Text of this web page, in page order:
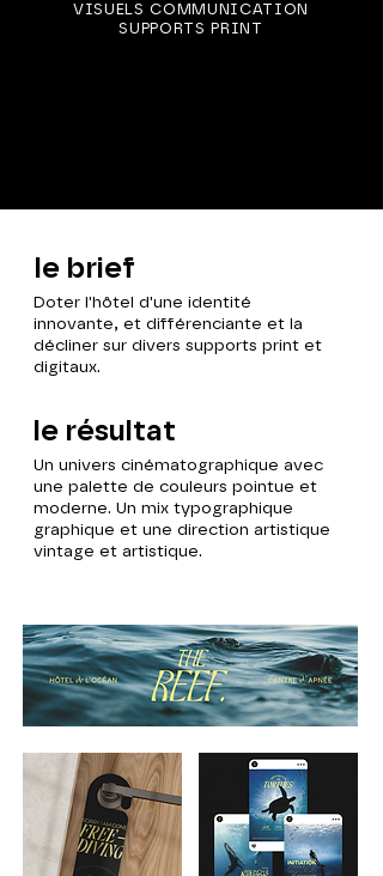
VISUELS COMMUNICATION
SUPPORTS PRINT
le brief
Doter l'hôtel d'une identité
innovante, et différenciante et la
décliner sur divers supports print et
digitaux.
le résultat
Un univers cinématographique avec
une palette de couleurs pointue et
moderne. Un mix typographique
graphique et une direction artistique
vintage et artistique.